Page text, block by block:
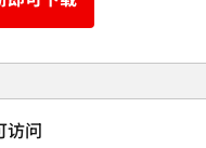
访问